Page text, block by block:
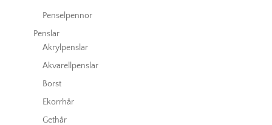
Penselpennor
Penslar
Akrylpenslar
Akvarellpenslar
Borst
Ekorrhår
Gethår